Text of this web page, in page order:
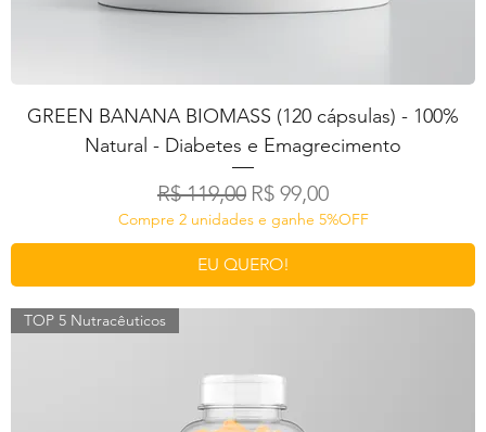
GREEN BANANA BIOMASS (120 cápsulas) - 100%
Natural - Diabetes e Emagrecimento
Preço normal
R$ 119,00 Preço promocional
R$ 99,00
Compre 2 unidades e ganhe 5%OFF
EU QUERO!
TOP 5 Nutracêuticos